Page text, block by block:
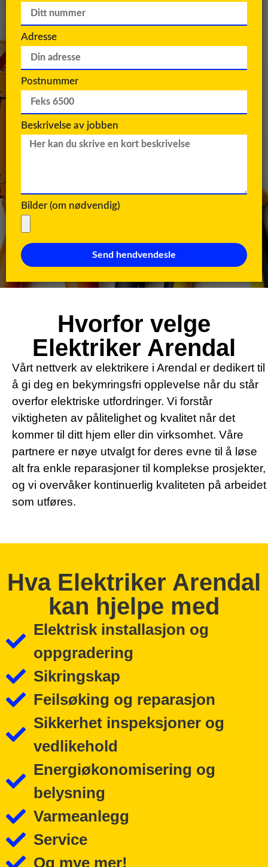
Adresse
Postnummer
Beskrivelse av jobben
Bilder (om nødvendig)
Send hendvendesle
Hvorfor velge
Elektriker Arendal
Vårt nettverk av elektrikere i Arendal er dedikert til
å gi deg en bekymringsfri opplevelse når du står
overfor elektriske utfordringer. Vi forstår
viktigheten av pålitelighet og kvalitet når det
kommer til ditt hjem eller din virksomhet. Våre
partnere er nøye utvalgt for deres evne til å løse
alt fra enkle reparasjoner til komplekse prosjekter,
og vi overvåker kontinuerlig kvaliteten på arbeidet
som utføres.
Hva Elektriker Arendal
kan hjelpe med
Elektrisk installasjon og
oppgradering
Sikringskap
Feilsøking og reparasjon
Sikkerhet inspeksjoner og
vedlikehold
Energiøkonomisering og
belysning
Varmeanlegg
Service
Og mye mer!